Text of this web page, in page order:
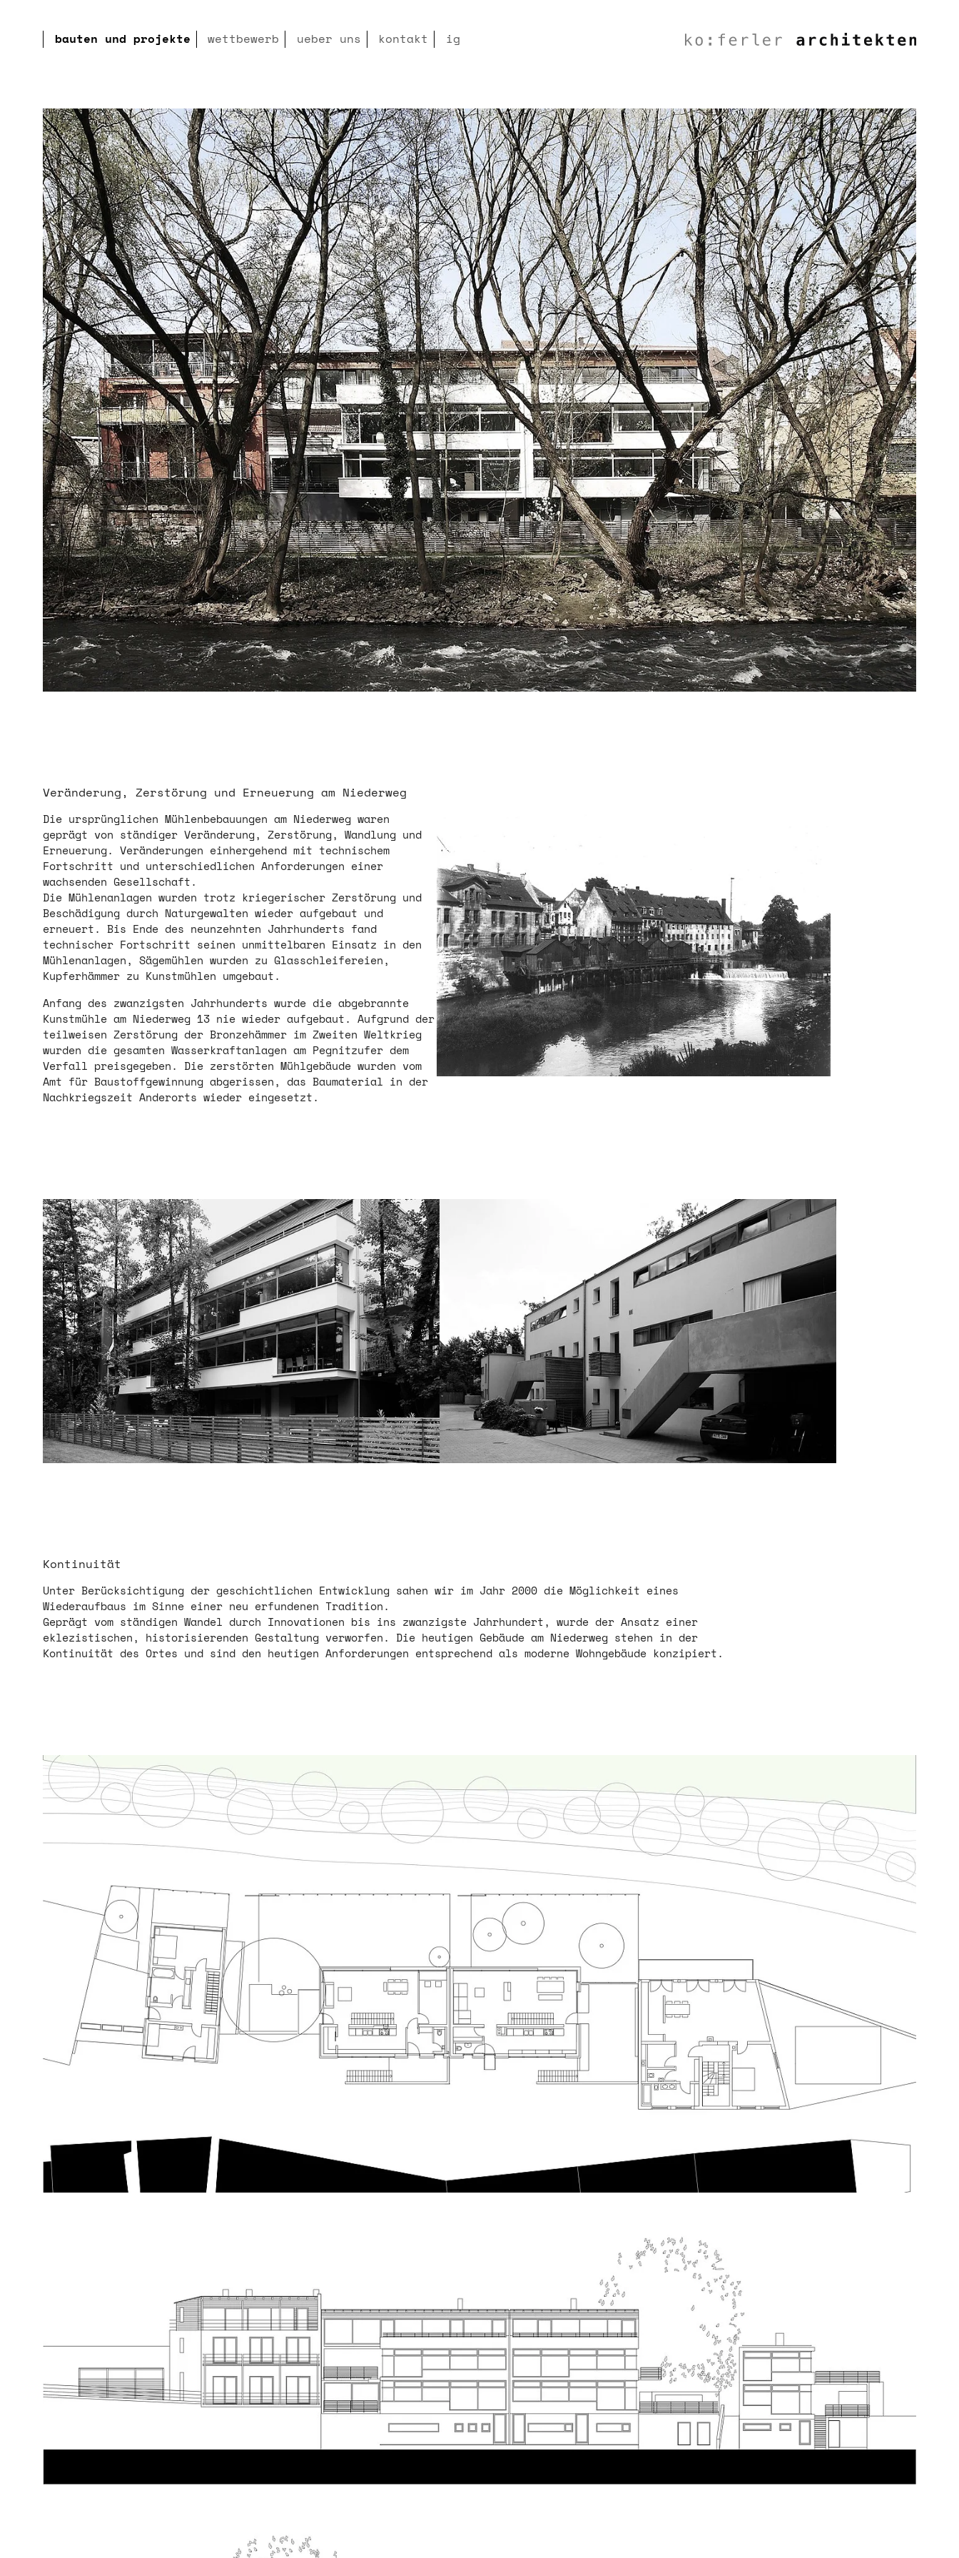
bauten und projekte wettbewerb ueber uns kontakt ig
Veränderung, Zerstörung und Erneuerung am Niederweg
Die ursprünglichen Mühlenbebauungen am Niederweg waren
geprägt von ständiger Veränderung, Zerstörung, Wandlung und
Erneuerung. Veränderungen einhergehend mit technischem
Fortschritt und unterschiedlichen Anforderungen einer
wachsenden Gesellschaft.
Die Mühlenanlagen wurden trotz kriegerischer Zerstörung und
Beschädigung durch Naturgewalten wieder aufgebaut und
erneuert. Bis Ende des neunzehnten Jahrhunderts fand
technischer Fortschritt seinen unmittelbaren Einsatz in den
Mühlenanlagen, Sägemühlen wurden zu Glasschleifereien,
Kupferhämmer zu Kunstmühlen umgebaut.
Anfang des zwanzigsten Jahrhunderts wurde die abgebrannte
Kunstmühle am Niederweg 13 nie wieder aufgebaut. Aufgrund der
teilweisen Zerstörung der Bronzehämmer im Zweiten Weltkrieg
wurden die gesamten Wasserkraftanlagen am Pegnitzufer dem
Verfall preisgegeben. Die zerstörten Mühlgebäude wurden vom
Amt für Baustoffgewinnung abgerissen, das Baumaterial in der
Nachkriegszeit Anderorts wieder eingesetzt.
Show larger version for: Show larger version for:
Kontinuität
Unter Berücksichtigung der geschichtlichen Entwicklung sahen wir im Jahr 2000 die Möglichkeit eines
Wiederaufbaus im Sinne einer neu erfundenen Tradition.
Geprägt vom ständigen Wandel durch Innovationen bis ins zwanzigste Jahrhundert, wurde der Ansatz einer
eklezistischen, historisierenden Gestaltung verworfen. Die heutigen Gebäude am Niederweg stehen in der
Kontinuität des Ortes und sind den heutigen Anforderungen entsprechend als moderne Wohngebäude konzipiert.